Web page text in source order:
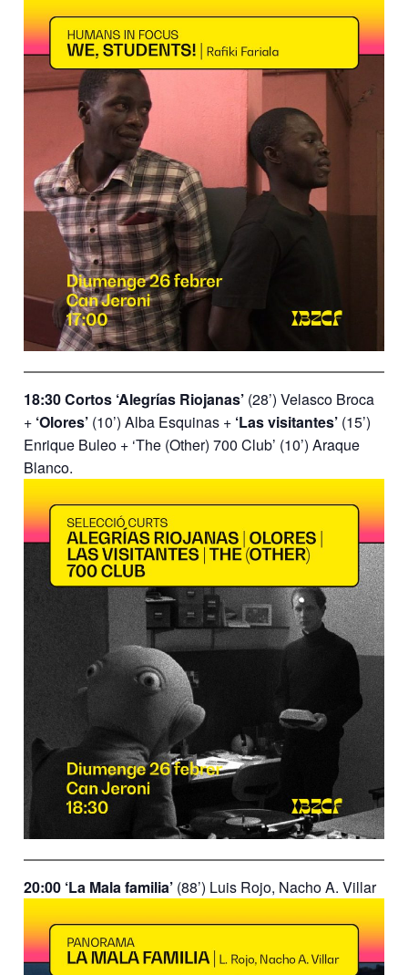
18:30 Cortos ‘Alegrías Riojanas’ (28’) Velasco Broca
+ ‘Olores’ (10’) Alba Esquinas + ‘Las visitantes’ (15’)
Enrique Buleo + ‘The (Other) 700 Club’ (10’) Araque
Blanco.
20:00 ‘La Mala familia’ (88’) Luis Rojo, Nacho A. Villar